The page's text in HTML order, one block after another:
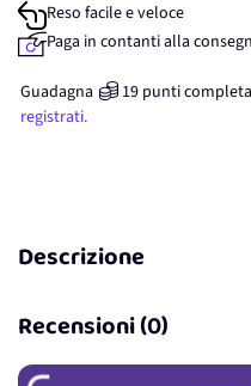
Reso facile e veloce
Paga in contanti alla
Guadagna 19 punti
registrati.
Descrizione
Recensioni (0)